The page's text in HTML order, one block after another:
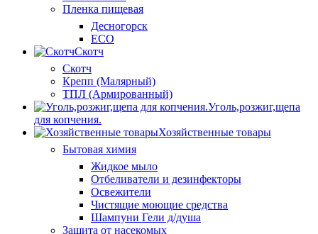
Пленка пищевая
Десногорск
ECO
Скотч
Скотч
Крепп (Малярный)
ТПЛ (Армированный)
Уголь,розжиг,щепа
для копчения.
Хозяйственные товары
Бытовая химия
Жидкое мыло
Отбеливатели и дезинфекторы
Освежители
Чистящие моющие средства
Шампуни Гели д/душа
Защита от насекомых